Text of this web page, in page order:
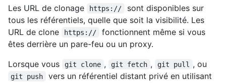
Les URL de clonage https://
sont disponibles sur
tous les référentiels, quelle que soit la visibilité. Les
URL de clone
https://
fonctionnent même si vous
êtes derrière un pare-feu ou un proxy.
Lorsque vous
git clone , git fetch , git pull , ou
git push
vers un référentiel distant privé en utilisant